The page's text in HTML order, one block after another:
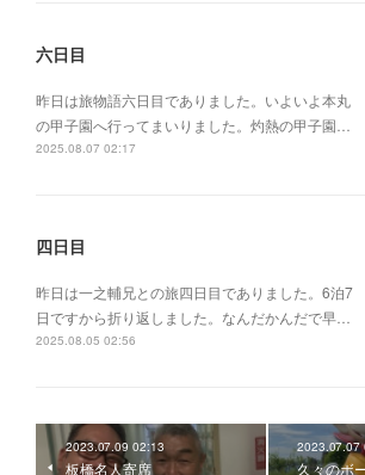
六日目
昨日は旅物語六日目でありました。いよいよ本丸
の甲子園へ行ってまいりました。灼熱の甲子園…
2025.08.07 02:17
四日目
昨日は一之輔兄との旅四日目でありました。6泊7
日ですから折り返しました。なんだかんだで早…
2025.08.05 02:56
2023.07.09 02:13
板橋名人寄席
2023.07.07
久々のボ